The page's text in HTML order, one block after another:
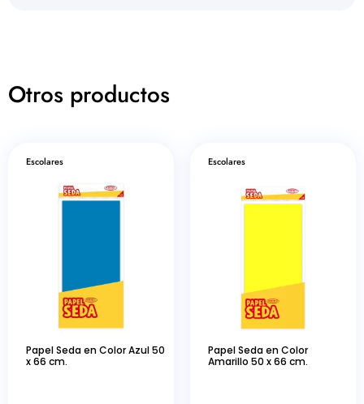
Otros productos
Escolares
Papel Seda en Color Azul 50
x 66 cm.
Escolares
Papel Seda en Color
Amarillo 50 x 66 cm.